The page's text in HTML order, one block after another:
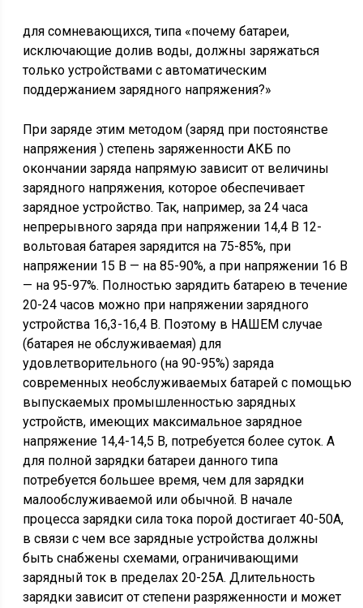
для сомневающихся, типа «почему батареи,
исключающие долив воды, должны заряжаться
только устройствами с автоматическим
поддержанием зарядного напряжения?»
При заряде этим методом (заряд при постоянстве
напряжения ) степень заряженности АКБ по
окончании заряда напрямую зависит от величины
зарядного напряжения, которое обеспечивает
зарядное устройство. Так, например, за 24 часа
непрерывного заряда при напряжении 14,4 В 12-
вольтовая батарея зарядится на 75-85%, при
напряжении 15 В — на 85-90%, а при напряжении 16 В
— на 95-97%. Полностью зарядить батарею в течение
20-24 часов можно при напряжении зарядного
устройства 16,3-16,4 В. Поэтому в НАШЕМ случае
(батарея не обслуживаемая) для
удовлетворительного (на 90-95%) заряда
современных необслуживаемых батарей с помощью
выпускаемых промышленностью зарядных
устройств, имеющих максимальное зарядное
напряжение 14,4-14,5 В, потребуется более суток. А
для полной зарядки батареи данного типа
потребуется большее время, чем для зарядки
малообслуживаемой или обычной. В начале
процесса зарядки сила тока порой достигает 40-50А,
в связи с чем все зарядные устройства должны
быть снабжены схемами, ограничивающими
зарядный ток в пределах 20-25А. Длительность
зарядки зависит от степени разряженности и может